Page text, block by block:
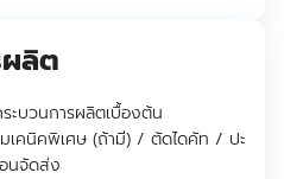
ผลิต
ะบวนการผลิตเบื้องต้น
คนิคพิเศษ (ถ้ามี) / ตัดไดคัท / ปะ
นจัดส่ง